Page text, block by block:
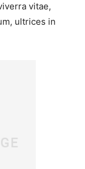
vitae,
ultrices in